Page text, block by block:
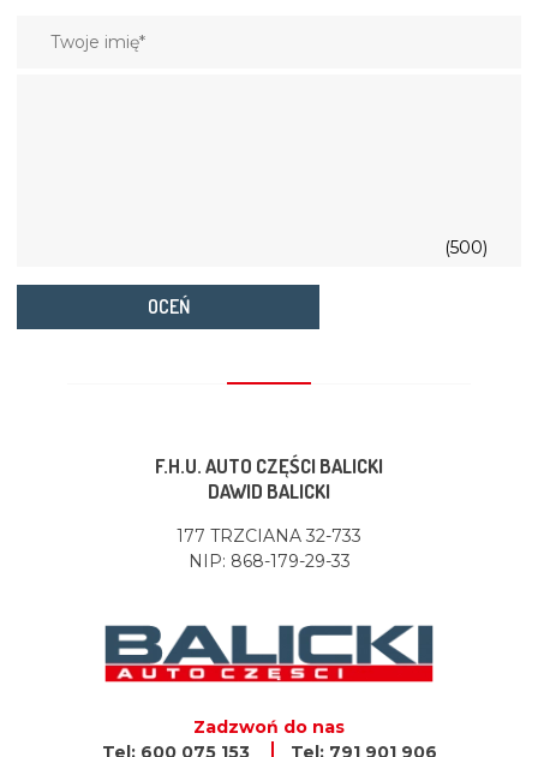
(500)
OCEŃ
F.H.U. AUTO CZĘŚCI BALICKI
DAWID BALICKI
177 TRZCIANA 32-733
NIP: 868-179-29-33
Zadzwoń do nas
Tel: 600 075 153
Tel: 791 901 906